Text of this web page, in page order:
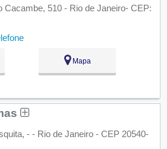
Cacambe, 510 - Rio de Janeiro- CEP:
Mapa
- - Rio de Janeiro - CEP 20540-